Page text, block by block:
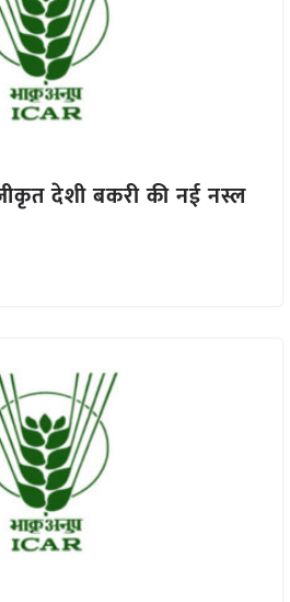
देशी बकरी की नई नस्ल